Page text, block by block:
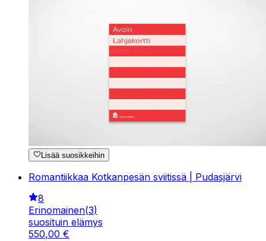
Lisää suosikkeihin
Romantiikkaa Kotkanpesän sviitissä | Pudasjärvi
8
Erinomainen(3)
suosituin elämys
550,00 €